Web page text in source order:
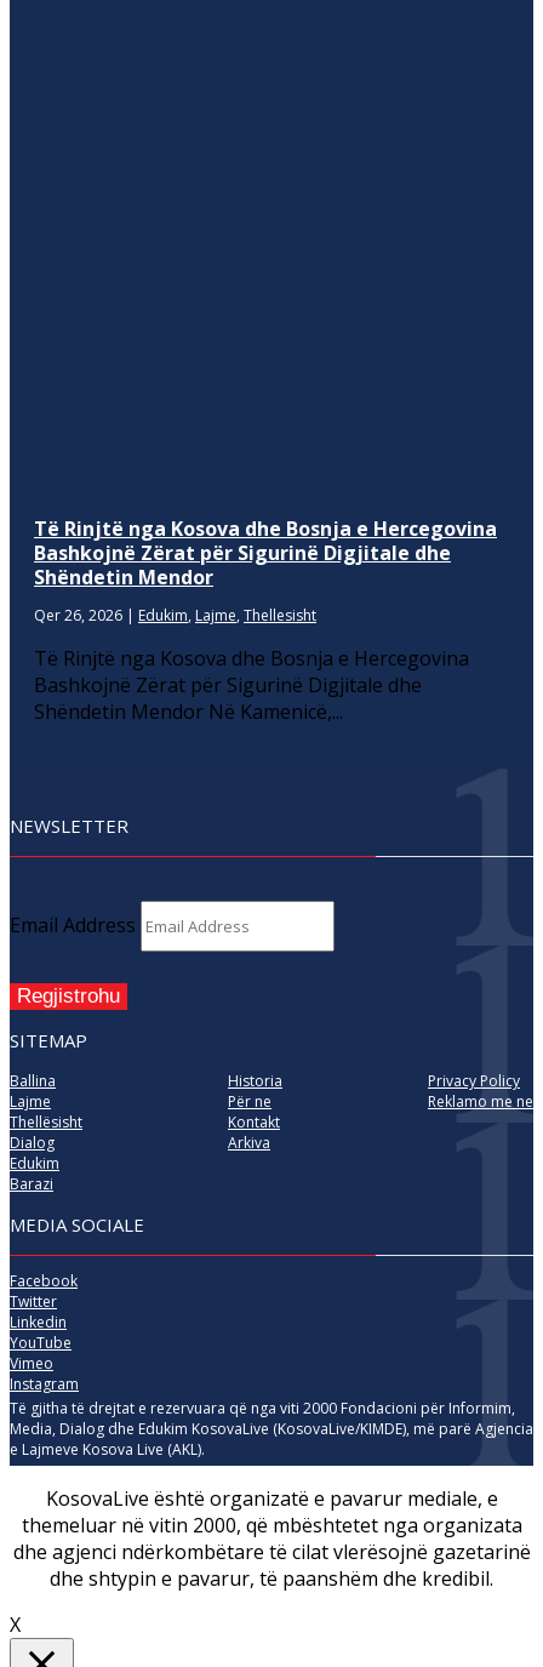
Të Rinjtë nga Kosova dhe Bosnja e Hercegovina
Bashkojnë Zërat për Sigurinë Digjitale dhe
Shëndetin Mendor
Qer 26, 2026 | Edukim, Lajme, Thellesisht
Të Rinjtë nga Kosova dhe Bosnja e Hercegovina
Bashkojnë Zërat për Sigurinë Digjitale dhe
Shëndetin Mendor Në Kamenicë,...
NEWSLETTER
Email Address
Regjistrohu
SITEMAP
Ballina
Lajme
Thellësisht
Dialog
Edukim
Barazi
Historia
Për ne
Kontakt
Arkiva
Privacy Policy
Reklamo me ne
MEDIA SOCIALE
Facebook
Twitter
Linkedin
YouTube
Vimeo
Instagram
Të gjitha të drejtat e rezervuara që nga viti 2000 Fondacioni për Informim,
Media, Dialog dhe Edukim KosovaLive (KosovaLive/KIMDE), më parë Agjencia
e Lajmeve Kosova Live (AKL).
KosovaLive është organizatë e pavarur mediale, e
themeluar në vitin 2000, që mbështetet nga organizata
dhe agjenci ndërkombëtare të cilat vlerësojnë gazetarinë
dhe shtypin e pavarur, të paanshëm dhe kredibil.
X